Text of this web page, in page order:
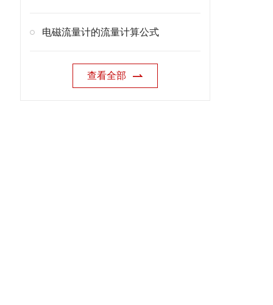
电磁流量计的流量计算公式
查看全部